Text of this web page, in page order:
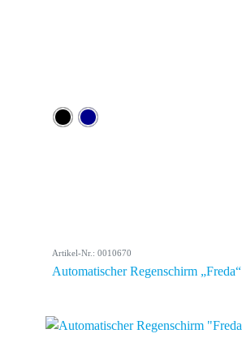
Artikel-Nr.: 0010670
Automatischer Regenschirm „Freda“